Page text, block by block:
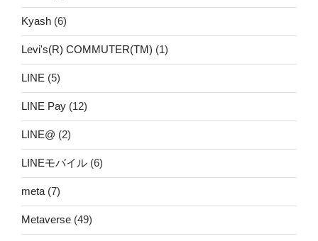
Kyash (6)
Levi's(R) COMMUTER(TM) (1)
LINE (5)
LINE Pay (12)
LINE@ (2)
LINEモバイル (6)
meta (7)
Metaverse (49)